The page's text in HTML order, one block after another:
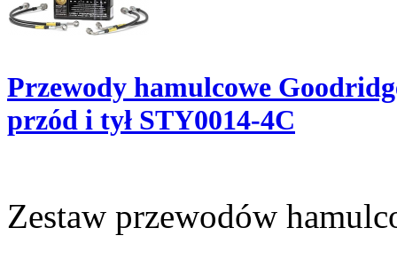
Przewody hamulcowe
przód i tył STY0014-4C
Zestaw przewodów